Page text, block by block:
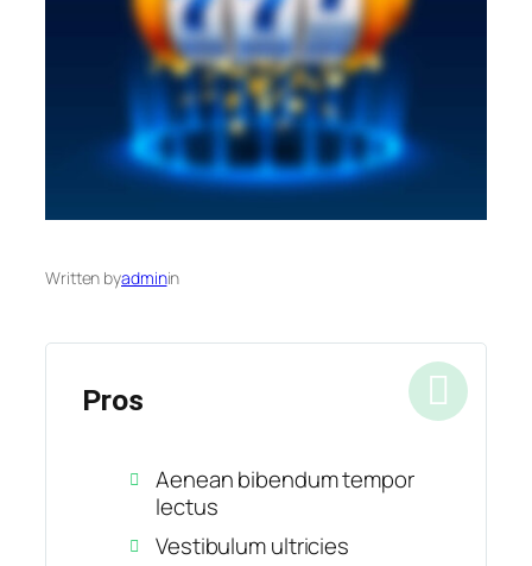
Written byadminin
Pros
Aenean bibendum tempor
lectus
Vestibulum ultricies